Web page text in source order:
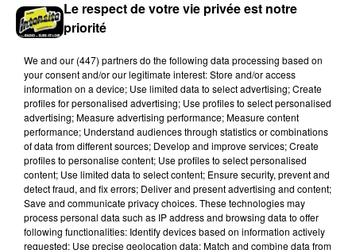
A LA UNE Voir plus
Le respect de votre vie privée est notre
priorité
We and our (447) partnersdo the following data processing based on
your consent and/or our legitimate interest: Store and/or access
information on a device; Use limited data to select advertising; Create
profiles for personalised advertising; Use profiles to select personalised
advertising; Measure advertising performance; Measure content
performance; Understand audiences through statistics or combinations
of data from different sources; Develop and improve services; Create
profiles to personalise content; Use profiles to select personalised
content; Use limited data to select content; Ensure security, prevent and
detect fraud, and fix errors; Deliver and present advertising and content;
Save and communicate privacy choices. These technologies may
process personal data such as IP address and browsing data to offer
following functionalities: Identify devices based on information actively
requested; Use precise geolocation data; Match and combine data from